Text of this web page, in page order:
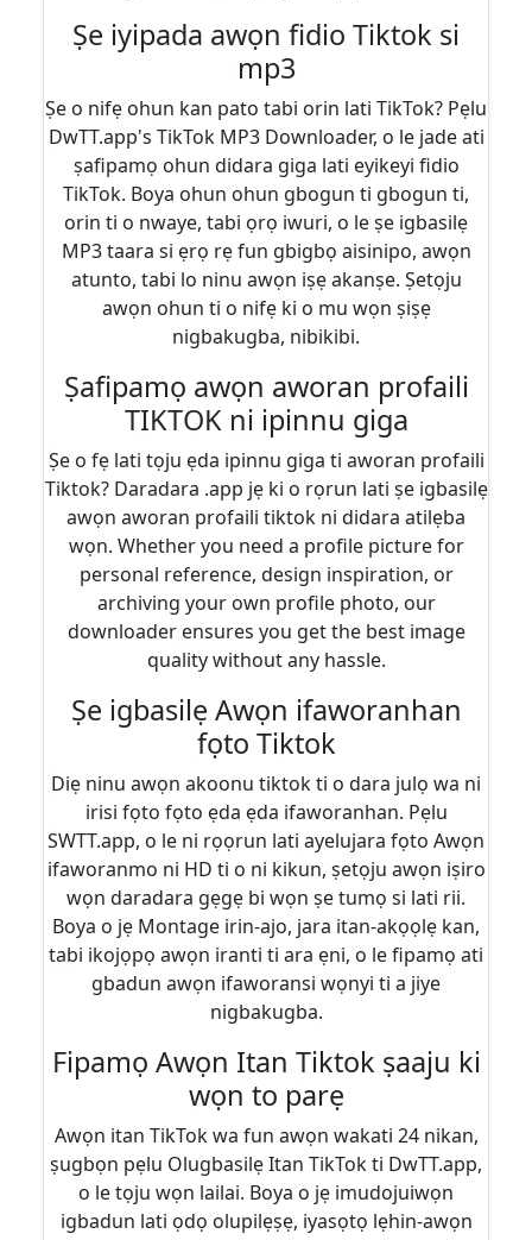
Ṣe iyipada awọn fidio Tiktok si
mp3
Ṣe o nifẹ ohun kan pato tabi orin lati TikTok? Pẹlu
DwTT.app's TikTok MP3 Downloader, o le jade ati
ṣafipamọ ohun didara giga lati eyikeyi fidio
TikTok. Boya ohun ohun gbogun ti gbogun ti,
orin ti o nwaye, tabi ọrọ iwuri, o le ṣe igbasilẹ
MP3 taara si ẹrọ rẹ fun gbigbọ aisinipo, awọn
atunto, tabi lo ninu awọn iṣẹ akanṣe. Ṣetọju
awọn ohun ti o nifẹ ki o mu wọn ṣiṣẹ
nigbakugba, nibikibi.
Ṣafipamọ awọn aworan profaili
TIKTOK ni ipinnu giga
Ṣe o fẹ lati tọju ẹda ipinnu giga ti aworan profaili
Tiktok? Daradara .app jẹ ki o rọrun lati ṣe igbasilẹ
awọn aworan profaili tiktok ni didara atilẹba
wọn. Whether you need a profile picture for
personal reference, design inspiration, or
archiving your own profile photo, our
downloader ensures you get the best image
quality without any hassle.
Ṣe igbasilẹ Awọn ifaworanhan
fọto Tiktok
Diẹ ninu awọn akoonu tiktok ti o dara julọ wa ni
irisi fọto fọto ẹda ẹda ifaworanhan. Pẹlu
SWTT.app, o le ni rọọrun lati ayelujara fọto Awọn
ifaworanmo ni HD ti o ni kikun, ṣetọju awọn iṣiro
wọn daradara gẹgẹ bi wọn ṣe tumọ si lati rii.
Boya o jẹ Montage irin-ajo, jara itan-akọọlẹ kan,
tabi ikojọpọ awọn iranti ti ara ẹni, o le fipamọ ati
gbadun awọn ifaworansi wọnyi ti a jiye
nigbakugba.
Fipamọ Awọn Itan Tiktok ṣaaju ki
wọn to parẹ
Awọn itan TikTok wa fun awọn wakati 24 nikan,
ṣugbọn pẹlu Olugbasilẹ Itan TikTok ti DwTT.app,
o le tọju wọn lailai. Boya o jẹ imudojuiwọn
igbadun lati ọdọ olupilẹṣẹ, iyasọtọ lẹhin-awọn